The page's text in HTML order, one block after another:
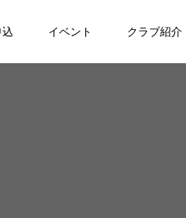
イベント クラブ紹介